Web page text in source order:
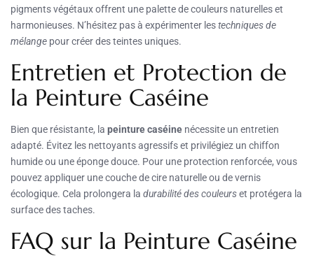
pigments végétaux offrent une palette de couleurs naturelles et
harmonieuses. N’hésitez pas à expérimenter lestechniques de
mélange pour créer des teintes uniques.
Entretien et Protection de
la Peinture Caséine
Bien que résistante, la peinture caséine nécessite un entretien
adapté. Évitez les nettoyants agressifs et privilégiez un chiffon
humide ou une éponge douce. Pour une protection renforcée, vous
pouvez appliquer une couche de cire naturelle ou de vernis
écologique. Cela prolongera la durabilité des couleurset protégera la
surface des taches.
FAQ sur la Peinture Caséine